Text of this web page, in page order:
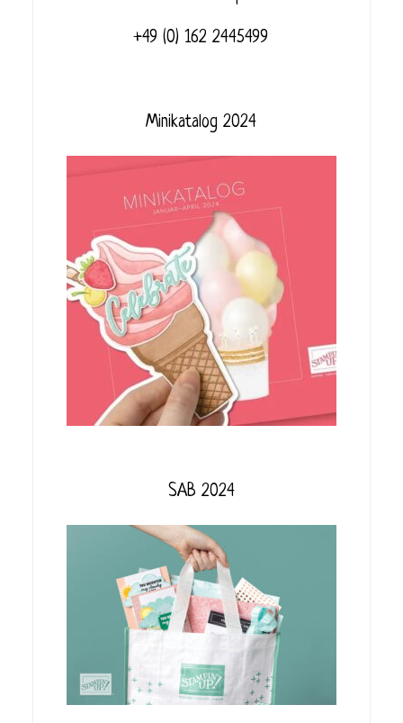
+49 (0) 162 2445499
Minikatalog 2024
SAB 2024